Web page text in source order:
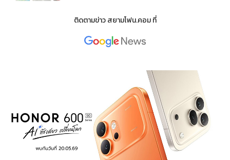
ติดตามข่าวสยามโฟน.คอมที่